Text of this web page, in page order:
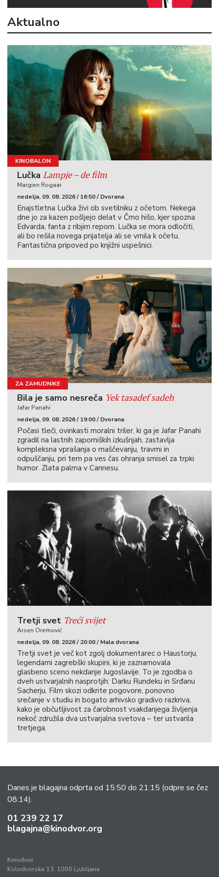
Aktualno
KINOBALON
Lučka Lampje – de film
Margien Rogaar
nedelja, 09. 08. 2026 / 16:50 / Dvorana
Enajstletna Lučka živi ob svetilniku z očetom. Nekega
dne jo za kazen pošljejo delat v Črno hišo, kjer spozna
Edvarda, fanta z ribjim repom. Lučka se mora odločiti,
ali bo rešila novega prijatelja ali se vrnila k očetu.
Fantastična pripoved po knjižni uspešnici.
ZA ZAMUDNIKE
Bila je samo nesreča Yek tasadef sadeh
Jafar Panahi
nedelja, 09. 08. 2026 / 19:00 / Dvorana
Počasi tleči, ovinkasti moralni triler, ki ga je Jafar Panahi
zgradil na lastnih zaporniških izkušnjah, zastavlja
kompleksna vprašanja o maščevanju, travmi in
odpuščanju, pri tem pa ves čas ohranja smisel za trpki
humor. Zlata palma v Cannesu.
Tretji svet Treći svijet
Arsen Oremović
nedelja, 09. 08. 2026 / 20:00 / Mala dvorana
Tretji svet je več kot zgolj dokumentarec o Haustorju,
legendarni zagrebški skupini, ki je zaznamovala
glasbeno sceno nekdanje Jugoslavije. To je zgodba o
dveh ustvarjalnih nasprotjih: Darku Rundeku in Srđanu
Sacherju. Film skozi odkrite pogovore, ponovno
srečanje v studiu in bogato arhivsko gradivo razkriva,
kako je občutljivost za čarobnost vsakdanjega življenja
nekoč združila dva ustvarjalna svetova – ter ustvarila
tretjega.
Danes je blagajna odprta od 15:50 do 21:15 (odpre se čez
08:14).
01 239 22 17
blagajna@kinodvor.org
Kinodvor
Kolodvorska 13, 1000 Ljubljana